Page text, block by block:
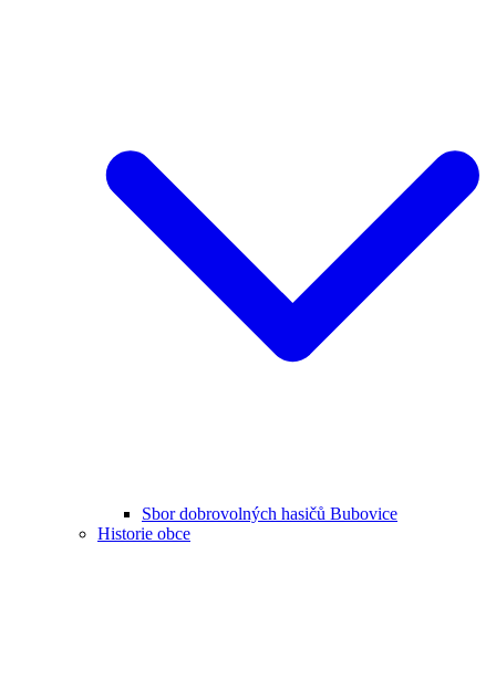
Sbor dobrovolných hasičů Bubovice
Historie obce